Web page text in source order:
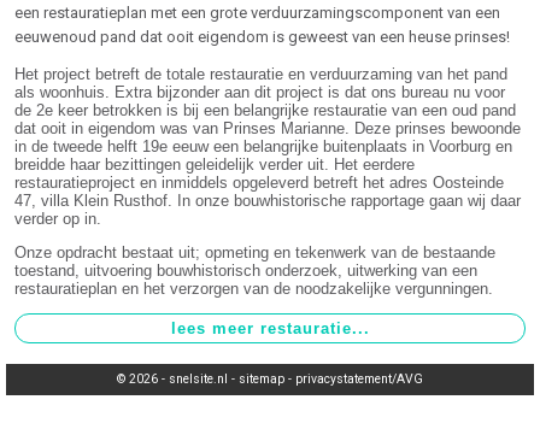
Actueel >
Contact >
een restauratieplan met een grote verduurzamingscomponent van een
eeuwenoud pand dat ooit eigendom is geweest van een heuse prinses!
Het project betreft de totale restauratie en verduurzaming van het pand
als woonhuis. Extra bijzonder aan dit project is dat ons bureau nu voor
de 2e keer betrokken is bij een belangrijke restauratie van een oud pand
dat ooit in eigendom was van Prinses Marianne. Deze prinses bewoonde
in de tweede helft 19e eeuw een belangrijke buitenplaats in Voorburg en
breidde haar bezittingen geleidelijk verder uit. Het eerdere
restauratieproject en inmiddels opgeleverd betreft het adres Oosteinde
47, villa Klein Rusthof. In onze bouwhistorische rapportage gaan wij daar
verder op in.
Onze opdracht bestaat uit; opmeting en tekenwerk van de bestaande
toestand, uitvoering bouwhistorisch onderzoek, uitwerking van een
restauratieplan en het verzorgen van de noodzakelijke vergunningen.
© 2026 - snelsite.nl - sitemap - privacystatement/AVG